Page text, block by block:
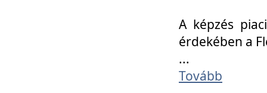
A képzés
érdekében a
...
Tovább